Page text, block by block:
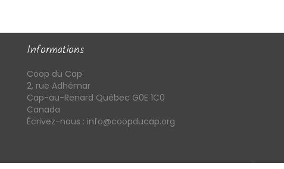
Informations
Coop du Cap
2, rue Adhémar
Cap-au-Renard Québec G0E 1C0
Canada
Écrivez-nous : info@coopducap.org